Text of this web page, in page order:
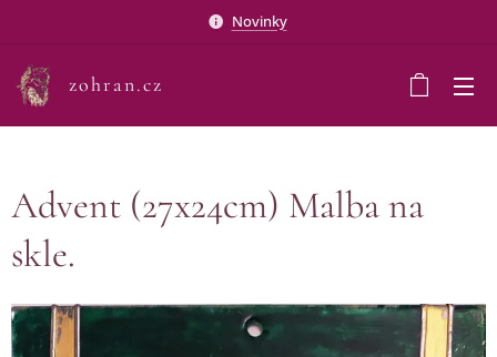
Novinky
zohran.cz
Advent (27x24cm) Malba na
skle.